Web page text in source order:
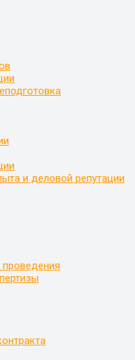
и деловой репутации